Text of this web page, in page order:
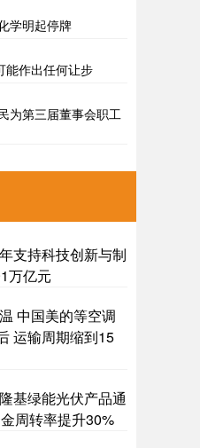
学明起停牌
能作出任何让步
为第三届董事会职工
支持科技创新与制
万亿元
中国美的等空调
运输周期缩到15
基绿能光伏产品通
周转率提升30%